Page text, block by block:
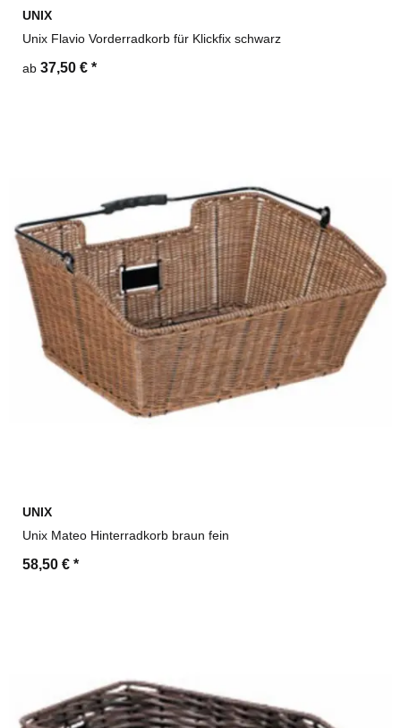
UNIX
Unix Flavio Vorderradkorb für Klickfix schwarz
ab 37,50 € *
UNIX
Unix Mateo Hinterradkorb braun fein
58,50 € *